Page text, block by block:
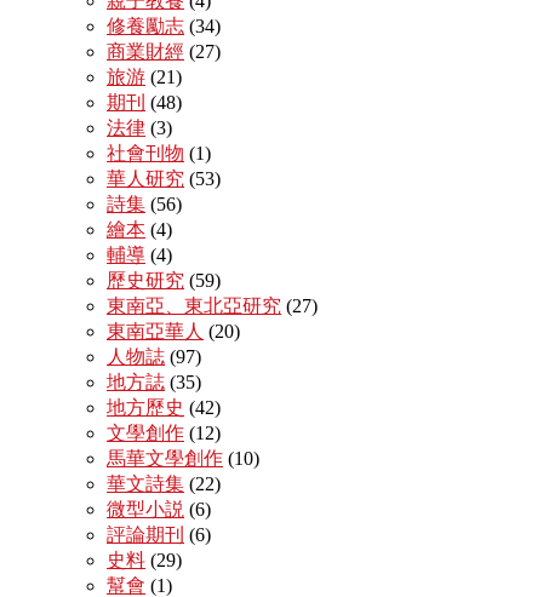
修養勵志 (34)
商業財經 (27)
旅游 (21)
期刊 (48)
法律 (3)
社會刊物 (1)
華人研究 (53)
詩集 (56)
繪本 (4)
輔導 (4)
歷史研究 (59)
東南亞、東北亞研究 (27)
東南亞華人 (20)
人物誌 (97)
地方誌 (35)
地方歷史 (42)
文學創作 (12)
馬華文學創作 (10)
華文詩集 (22)
微型小説 (6)
評論期刊 (6)
史料 (29)
幫會 (1)